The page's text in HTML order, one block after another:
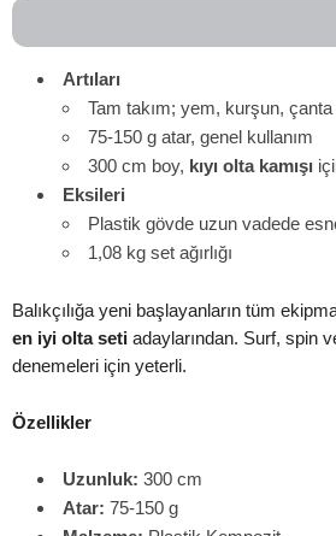
Artıları
Tam takım; yem, kurşun, çanta
75-150 g atar, genel kullanım
300 cm boy, kıyı olta kamışı
Eksileri
Plastik gövde uzun vadede
1,08 kg set ağırlığı
Balıkçılığa yeni başlayanların tüm
en iyi olta seti adaylarından. Surf, spin
denemeleri için yeterli.
Özellikler
Uzunluk: 300 cm
Atar: 75-150 g